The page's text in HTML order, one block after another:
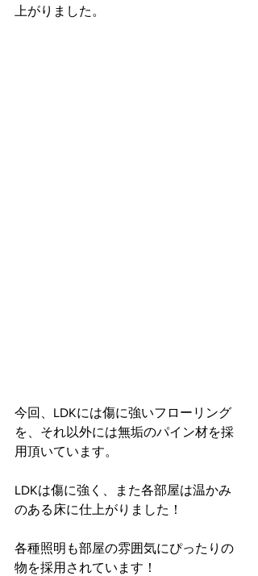
上がりました。
今回、LDKには傷に強いフローリング
を、それ以外には無垢のパイン材を採
用頂いています。
LDKは傷に強く、また各部屋は温かみ
のある床に仕上がりました！
各種照明も部屋の雰囲気にぴったりの
物を採用されています！